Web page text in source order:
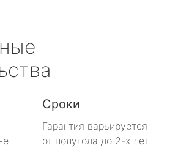
Сроки
Гарантия варьируется
от полугода до 2-х лет